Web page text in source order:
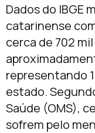
Dados do IBGE
catarinense
cerca de 702
representando
estado.
Saúde (OMS),
sofrem pelo